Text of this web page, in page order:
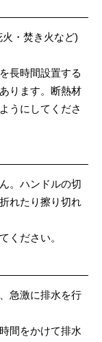
・焚き火など)
長時間設置する
ります。断熱材
うにしてくださ
。ハンドルの切
れたり擦り切れ
ください。
急激に排水を行
間をかけて排水